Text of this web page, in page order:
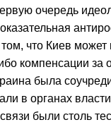
очередь
что Киев может
компенсации за
была
в органах
были столь